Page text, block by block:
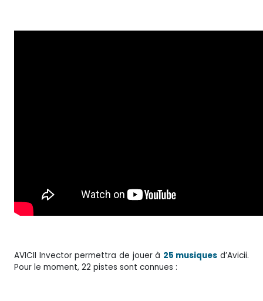
AVICII Invector permettra de jouer à 25 musiques d’Avicii.
Pour le moment, 22 pistes sont connues :